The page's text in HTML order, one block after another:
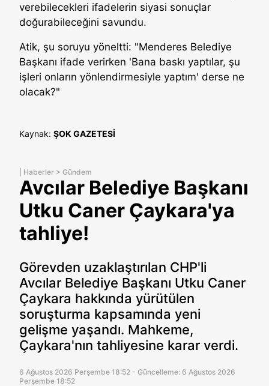
verebilecekleri ifadelerin siyasi sonuçlar
doğurabileceğini savundu.
Atik, şu soruyu yöneltti: "Menderes Belediye
Başkanı ifade verirken 'Bana baskı yaptılar, şu
işleri onların yönlendirmesiyle yaptım' derse ne
olacak?"
Kaynak: ŞOK GAZETESİ
Haberler > Gündem
Avcılar Belediye Başkanı
Utku Caner Çaykara'ya
tahliye!
Görevden uzaklaştırılan CHP'li
Avcılar Belediye Başkanı Utku Caner
Çaykara hakkında yürütülen
soruşturma kapsamında yeni
gelişme yaşandı. Mahkeme,
Çaykara'nın tahliyesine karar verdi.
6 Ağustos 2026 Perşembe 18:52 - Güncelleme: 6 Ağustos 2026
Perşembe 18:52